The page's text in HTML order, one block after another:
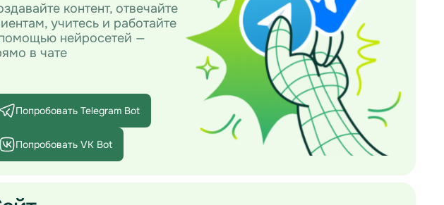
контент, отвечайте
учитесь и работайте
нейросетей —
в чате
Попробовать Telegram Bot
Попробовать VK Bot